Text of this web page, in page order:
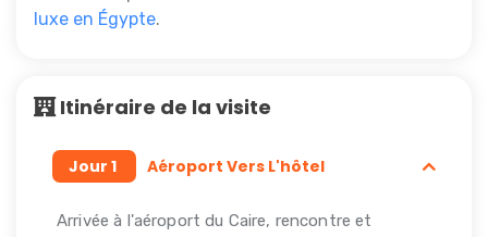
luxe en Égypte.
Itinéraire de la visite
Jour 1 Aéroport Vers L'hôtel
Arrivée à l'aéroport du Caire, rencontre et